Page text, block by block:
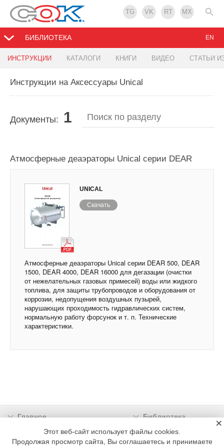
TG VK RT MX
БИБЛИОТЕКА
ИНСТРУКЦИИ КАТАЛОГИ КНИГИ ВИДЕО СТАТЬИ
EN
Инструкции на Аксессуары Unical
Документы: 1
Атмосферные деаэраторы Unical серии DEAR
UNICAL
Скачать
Атмосферные деаэраторы Unical серии DEAR 500, DEAR
1500, DEAR 4000, DEAR 16000 для дегазации (очистки
от нежелательных газовых примесей) воды или жидкого
топлива, для защиты трубопроводов и оборудования от
коррозии, недопущения воздушных пузырей,
нарушающих проходимость гидравлических систем,
нормальную работу форсунок и т. п. Технические
характеристики.
Главное
Библиотека
Подписка
Реклама
Информация
Этот веб-сайт использует файлы cookies.
Продолжая просмотр сайта, Вы соглашаетесь и принимаете
×